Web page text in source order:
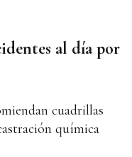
al día por
cuadrillas
química